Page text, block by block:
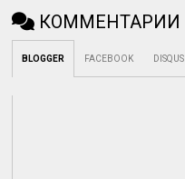
КОММЕНТАРИИ
BLOGGER FACEBOOK DISQUS